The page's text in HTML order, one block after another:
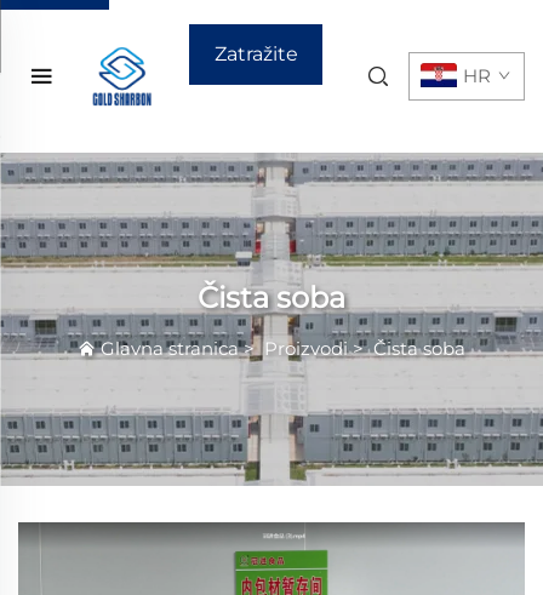
Zatražite
HR
Čista soba
Glavna stranica>Proizvodi>Čista soba